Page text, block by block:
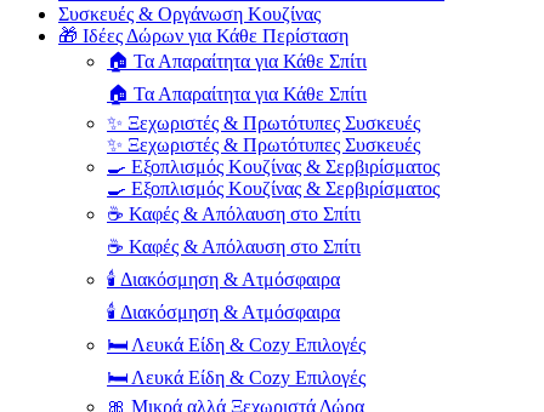
Συσκευές & Οργάνωση Κουζίνας
🎁 Ιδέες Δώρων για Κάθε Περίσταση
🏠 Τα Απαραίτητα για Κάθε Σπίτι
🏠 Τα Απαραίτητα για Κάθε Σπίτι
✨ Ξεχωριστές & Πρωτότυπες Συσκευές
✨ Ξεχωριστές & Πρωτότυπες Συσκευές
🍳 Εξοπλισμός Κουζίνας & Σερβιρίσματος
🍳 Εξοπλισμός Κουζίνας & Σερβιρίσματος
☕ Καφές & Απόλαυση στο Σπίτι
☕ Καφές & Απόλαυση στο Σπίτι
🕯️ Διακόσμηση & Ατμόσφαιρα
🕯️ Διακόσμηση & Ατμόσφαιρα
🛏️ Λευκά Είδη & Cozy Επιλογές
🛏️ Λευκά Είδη & Cozy Επιλογές
🎀 Μικρά αλλά Ξεχωριστά Δώρα